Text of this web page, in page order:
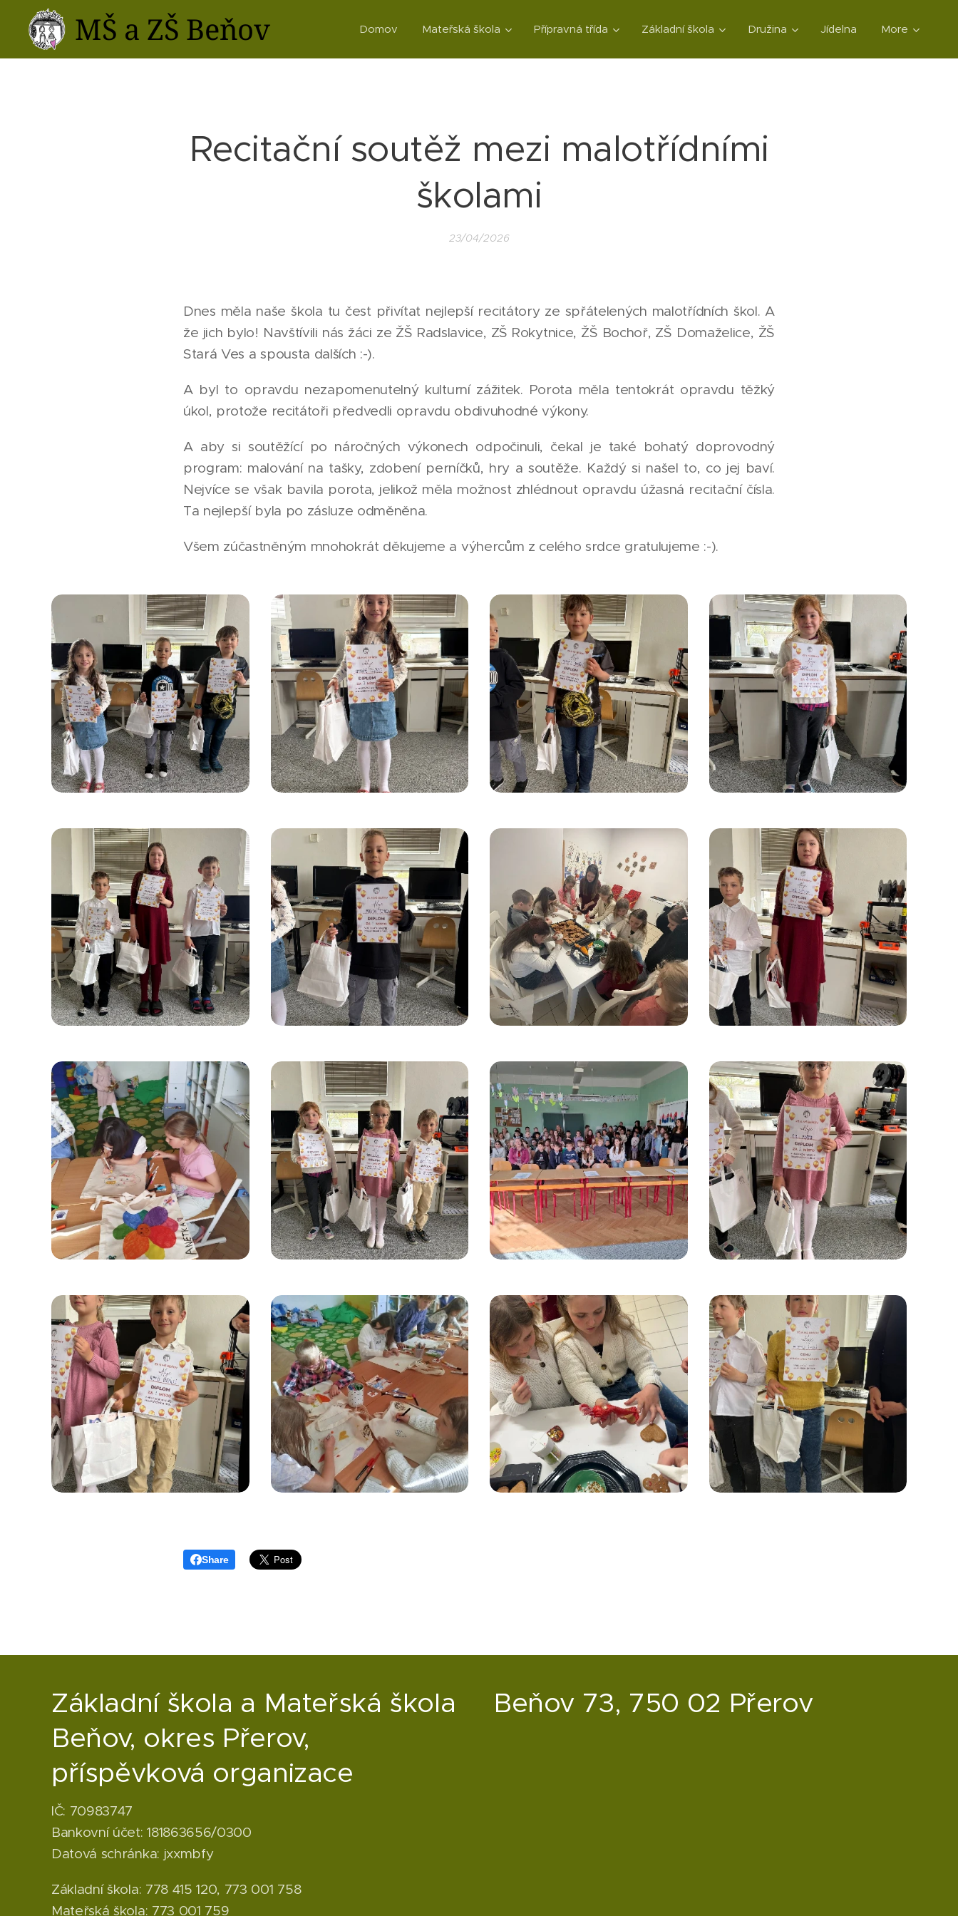
MŠ a ZŠ Beňov Domov Mateřská škola Přípravná třída Základní škola Družina Jídelna More
Recitační soutěž mezi malotřídními
školami
23/04/2026
Dnes měla naše škola tu čest přivítat nejlepší recitátory ze spřátelených malotřídních škol. A
že jich bylo! Navštívili nás žáci ze ŽŠ Radslavice, ZŠ Rokytnice, ŽŠ Bochoř, ZŠ Domaželice, ŽŠ
Stará Ves a spousta dalších :-).
A byl to opravdu nezapomenutelný kulturní zážitek. Porota měla tentokrát opravdu těžký
úkol, protože recitátoři předvedli opravdu obdivuhodné výkony.
A aby si soutěžící po náročných výkonech odpočinuli, čekal je také bohatý doprovodný
program: malování na tašky, zdobení perníčků, hry a soutěže. Každý si našel to, co jej baví.
Nejvíce se však bavila porota, jelikož měla možnost zhlédnout opravdu úžasná recitační čísla.
Ta nejlepší byla po zásluze odměněna.
Všem zúčastněným mnohokrát děkujeme a výhercům z celého srdce gratulujeme :-).
Share
Základní škola a Mateřská škola
Beňov, okres Přerov,
příspěvková organizace
IČ: 70983747
Bankovní účet: 181863656/0300
Datová schránka: jxxmbfy
Základní škola: 778 415 120, 773 001 758
Mateřská škola: 773 001 759
Beňov 73, 750 02 Přerov